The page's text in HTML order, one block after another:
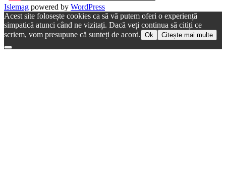
Islemag powered by WordPress
Acest site folosește cookies ca să vă putem oferi o experiență
simpatică atunci când ne vizitați. Dacă veți continua să citiți ce
scriem, vom presupune că sunteți de acord. Ok Citește mai multe